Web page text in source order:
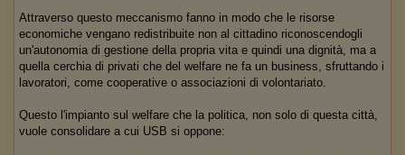
Attraverso questo meccanismo fanno in modo che le risorse
economiche vengano redistribuite non al cittadino riconoscendogli
un'autonomia di gestione della propria vita e quindi una dignità, ma a
quella cerchia di privati che del welfare ne fa un business, sfruttando i
lavoratori, come cooperative o associazioni di volontariato.
Questo l'impianto sul welfare che la politica, non solo di questa città,
vuole consolidare a cui USB si oppone: